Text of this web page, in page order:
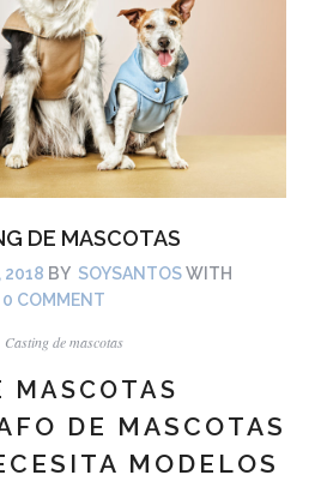
DE MASCOTAS
2018 BY SOYSANTOS WITH
0 COMMENT
Casting de mascotas
MASCOTAS
DE MASCOTAS
MODELOS